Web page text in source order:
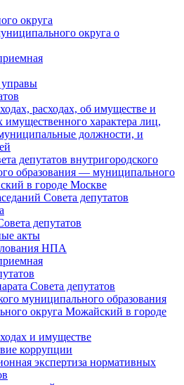
округа
округа о
расходах, об имуществе и
имущественного характера лиц,
должности, и
депутатов внутригородского
образования — муниципального
в городе Москве
Совета депутатов
депутатов
акты
НПА
Совета депутатов
муниципального образования
округа Можайский в городе
и имуществе
коррупции
экспертиза нормативных